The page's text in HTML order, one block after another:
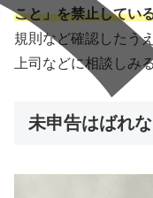
こと」を禁止してい
規則など確認したう
上司などに相談しみ
未申告はばれ